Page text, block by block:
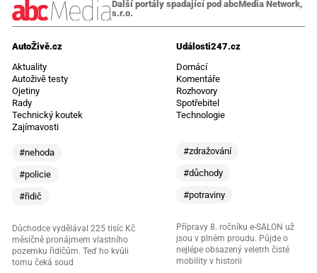
Další portály spadající pod abcMedia Network,
s.r.o.
AutoŽivě.cz
Aktuality
Autoživě testy
Ojetiny
Rady
Technický koutek
Zajímavosti
#nehoda
#policie
#řidič
Důchodce vydělával 225 tisíc Kč
měsíčně pronájmem vlastního
pozemku řidičům. Teď ho kvůli
tomu čeká soud
Události247.cz
Domácí
Komentáře
Rozhovory
Spotřebitel
Technologie
#zdražování
#důchody
#potraviny
Přípravy 8. ročníku e-SALON už
jsou v plném proudu. Půjde o
nejlépe obsazený veletrh čisté
mobility v historii